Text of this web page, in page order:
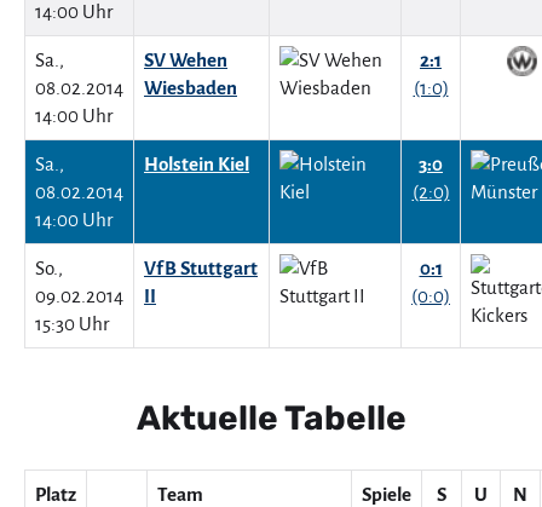
14:00 Uhr
Sa.,
08.02.2014
14:00 Uhr
SV Wehen
Wiesbaden
2:1
(1:0)
Sa.,
08.02.2014
14:00 Uhr
Holstein Kiel
3:0
(2:0)
So.,
09.02.2014
15:30 Uhr
VfB Stuttgart
II
0:1
(0:0)
Aktuelle Tabelle
Platz Team Spiele S U N